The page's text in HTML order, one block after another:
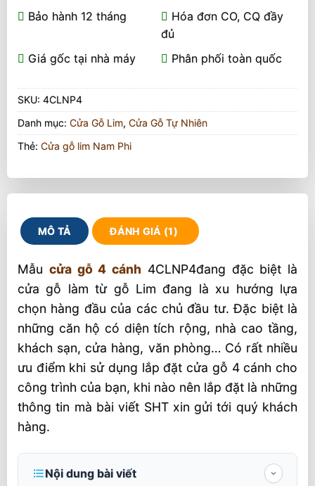
Bảo hành 12 tháng
Hóa đơn CO, CQ đầy
đủ
Giá gốc tại nhà máy
Phân phối toàn quốc
SKU: 4CLNP4
Danh mục: Cửa Gỗ Lim, Cửa Gỗ Tự Nhiên
Thẻ: Cửa gỗ lim Nam Phi
MÔ TẢ ĐÁNH GIÁ (1)
Mẫu cửa gỗ 4 cánh 4CLNP4đang đặc biệt là
cửa gỗ làm từ gỗ Lim đang là xu hướng lựa
chọn hàng đầu của các chủ đầu tư. Đặc biệt là
những căn hộ có diện tích rộng, nhà cao tầng,
khách sạn, cửa hàng, văn phòng… Có rất nhiều
ưu điểm khi sử dụng lắp đặt cửa gỗ 4 cánh cho
công trình của bạn, khi nào nên lắp đặt là những
thông tin mà bài viết SHT xin gửi tới quý khách
hàng.
Nội dung bài viết